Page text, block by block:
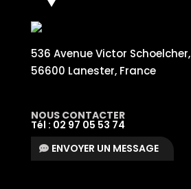
536 Avenue Victor Schoelcher,
56600 Lanester, France
NOUS CONTACTER
Tél : 02 97 05 53 74
ENVOYER UN MESSAGE